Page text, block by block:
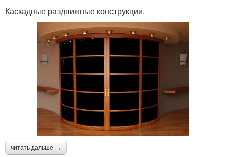
Каскадные раздвижные конструкции.
читать дальше →